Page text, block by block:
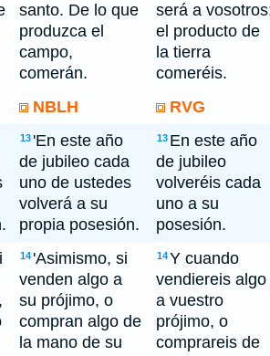
santo. De lo que
produzca el
campo,
comerán.
será a
el producto de
la tierra
comeréis.
NBLH RVG
13 'En este año
de jubileo cada
uno de ustedes
volverá a su
propia posesión.
13 En este año
de jubileo
volveréis cada
uno a su
posesión.
14 'Asimismo, si
venden algo a
su prójimo, o
compran algo de
la mano de su
14Y cuando
vendiereis algo
a vuestro
prójimo, o
comprareis de